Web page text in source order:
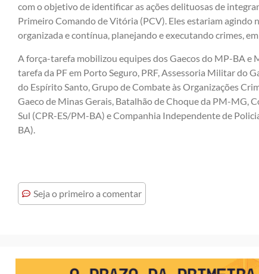
com o objetivo de identificar as ações delituosas de
Primeiro Comando de Vitória (PCV). Eles estariam agindo
organizada e contínua, planejando e executando crimes,
A força-tarefa mobilizou equipes dos Gaecos do MP-BA e
tarefa da PF em Porto Seguro, PRF, Assessoria Militar do
do Espírito Santo, Grupo de Combate às Organizações
Gaeco de Minas Gerais, Batalhão de Choque da PM-MG,
Sul (CPR-ES/PM-BA) e Companhia Independente de
BA).
Seja o primeiro a comentar